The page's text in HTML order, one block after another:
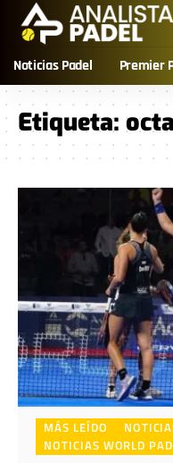
Noticias Padel Premier
Etiqueta:
MÁS LEÍDO
NOTICIAS WORLD